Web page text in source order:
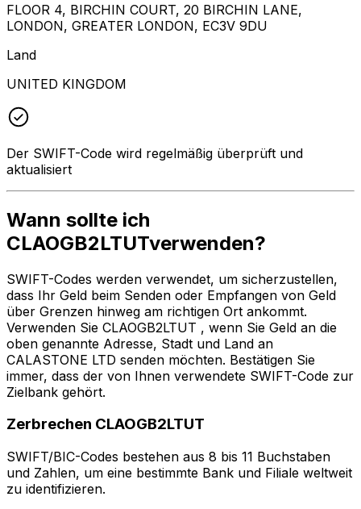
FLOOR 4, BIRCHIN COURT, 20 BIRCHIN LANE,
LONDON, GREATER LONDON, EC3V 9DU
Land
UNITED KINGDOM
Der SWIFT-Code wird regelmäßig überprüft und
aktualisiert
Wann sollte ich
CLAOGB2LTUTverwenden?
SWIFT-Codes werden verwendet, um sicherzustellen,
dass Ihr Geld beim Senden oder Empfangen von Geld
über Grenzen hinweg am richtigen Ort ankommt.
Verwenden Sie CLAOGB2LTUT , wenn Sie Geld an die
oben genannte Adresse, Stadt und Land an
CALASTONE LTD senden möchten. Bestätigen Sie
immer, dass der von Ihnen verwendete SWIFT-Code zur
Zielbank gehört.
Zerbrechen CLAOGB2LTUT
SWIFT/BIC-Codes bestehen aus 8 bis 11 Buchstaben
und Zahlen, um eine bestimmte Bank und Filiale weltweit
zu identifizieren.